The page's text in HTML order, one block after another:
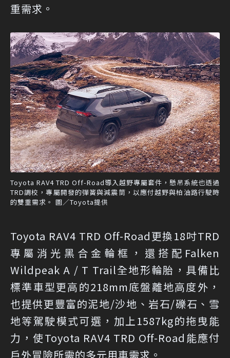
重需求。
Toyota RAV4 TRD Off-Road導入越野專屬套件，懸吊系統也透過
TRD調校，專屬開發的彈簧與減震筒，以應付越野與柏油路行駛時
的雙重需求。 圖／Toyota提供
Toyota RAV4 TRD Off-Road更換18吋TRD
專屬消光黑合金輪框，還搭配Falken
Wildpeak A / T Trail全地形輪胎，具備比
標準車型更高的218mm底盤離地高度外，
也提供更豐富的泥地/沙地、岩石/礫石、雪
地等駕駛模式可選，加上1587kg的拖曳能
力，使Toyota RAV4 TRD Off-Road能應付
戶外冒險所需的多元用車需求。